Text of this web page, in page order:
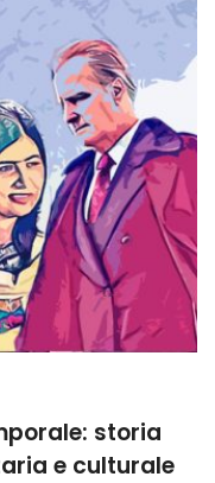
storia
e culturale